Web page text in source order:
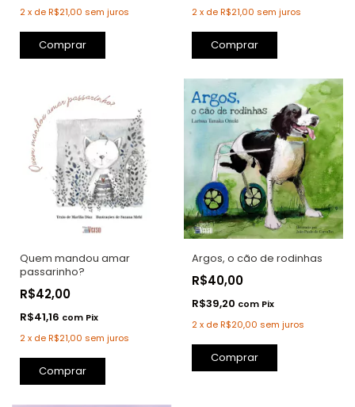
2x deR$21,00 sem juros
Comprar
2 x deR$21,00 sem juros
Comprar
Quem mandou amar
passarinho?
R$42,00
R$41,16 com Pix
2x deR$21,00 sem juros
Comprar
Argos, o cão de rodinhas
R$40,00
R$39,20 com Pix
2 x deR$20,00 sem juros